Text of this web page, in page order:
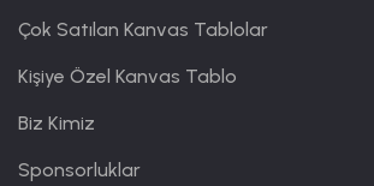
Çok Satılan Kanvas Tablolar
Kişiye Özel Kanvas Tablo
Biz Kimiz
Sponsorluklar